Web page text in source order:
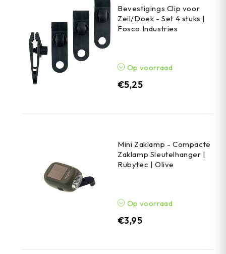
Bevestigings Clip voor
Zeil/Doek - Set 4 stuks |
Fosco Industries
Op voorraad
€5,25
Mini Zaklamp - Compacte
Zaklamp Sleutelhanger |
Rubytec | Olive
Op voorraad
€3,95